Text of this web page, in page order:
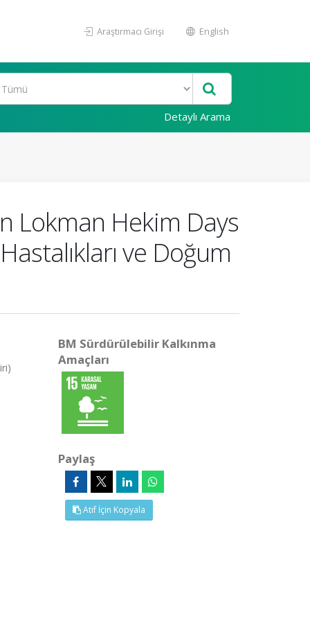
Araştırmacı Girişi English
Detaylı Arama
Lokman Hekim Days
ve Doğum
BM Sürdürülebilir Kalkınma
Amaçları
Paylaş
Atıf İçin Kopyala